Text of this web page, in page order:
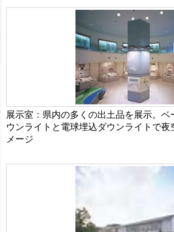
展示室：県内の多くの出土品を展示。
ウンライトと電球埋込ダウンライトで夜
メージ